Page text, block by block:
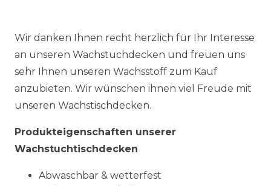
Wir danken Ihnen recht herzlich für Ihr Interesse
an unseren Wachstuchdecken und freuen uns
sehr Ihnen unseren Wachsstoff zum Kauf
anzubieten. Wir wünschen ihnen viel Freude mit
unseren Wachstischdecken.
Produkteigenschaften unserer
Wachstuchtischdecken
Abwaschbar & wetterfest